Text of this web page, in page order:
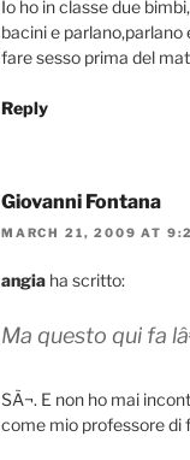
Io ho in classe due
bacini e
fare sesso prima del
Reply
Giovanni Fontana
MARCH 21, 2009 AT
angia ha scritto:
Ma questo qui fa
SÃ¬. E non ho mai
come mio professore di